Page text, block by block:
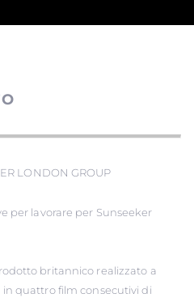
LONDON GROUP
per lavorare per Sunseeker
britannico realizzato a
in quattro film consecutivi di